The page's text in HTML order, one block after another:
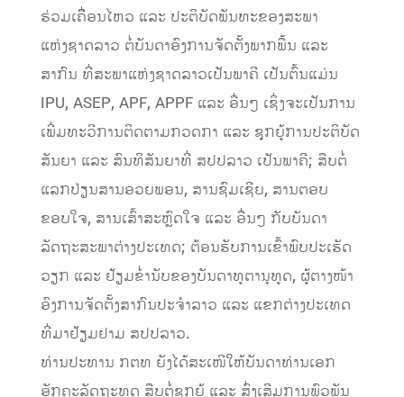
ຮ່ວມເຄື່ຶອນໄຫວ ແລະ ປະຕິບັດພັນທະຂອງສະພາ
ແຫ່ງຊາດລາວ ຕໍ່ບັນດາອົງການຈັດຕັ້ງພາກພື້ນ ແລະ
ສາກົນ ທີ່ສະພາແຫ່ງຊາດລາວເປັນພາຄີ ເປັນຕົ້ນແມ່ນ
IPU, ASEP, APF, APPF ແລະ ອື່ນໆ ເຊິ່ງຈະເປັນການ
ເພີ່ມທະວີການຕິດຕາມກວດກາ ແລະ ຊຸກຍູ້ການປະຕິບັດ
ສັນຍາ ແລະ ສົນທິສັນຍາທີ່ ສປປລາວ ເປັນພາຄີ; ສືບຕໍ່
ແລກປ່ຽນສານອວຍພອນ, ສານຊົມເຊີຍ, ສານຕອບ
ຂອບໃຈ, ສານເສົ້າສະຫຼົດໃຈ ແລະ ອື່ນໆ ກັບບັນດາ
ລັດຖະສະພາຕ່າງປະເທດ; ຕ້ອນຮັບການເຂົ້າພົບປະເຮັດ
ວຽກ ແລະ ຢ້ຽມຂໍ່ານັບຂອງບັນດາທູຕານຸທູດ, ຜູ້ຕາງໜ້າ
ອົງການຈັດຕັ້ງສາກົນປະຈຳລາວ ແລະ ແຂກຕ່າງປະເທດ
ທີ່ມາຢ້ຽມຢາມ ສປປລາວ.
ທ່ານປະທານ ກຕທ ຍັງໄດ້ສະເໜີໃຫ້ບັນດາທ່ານເອກ
ອັກຄະລັດຖະທູດ ສືບຕໍ່ຊຸກຍູ້ ແລະ ສົ່ງເສີມການພົວພັນ